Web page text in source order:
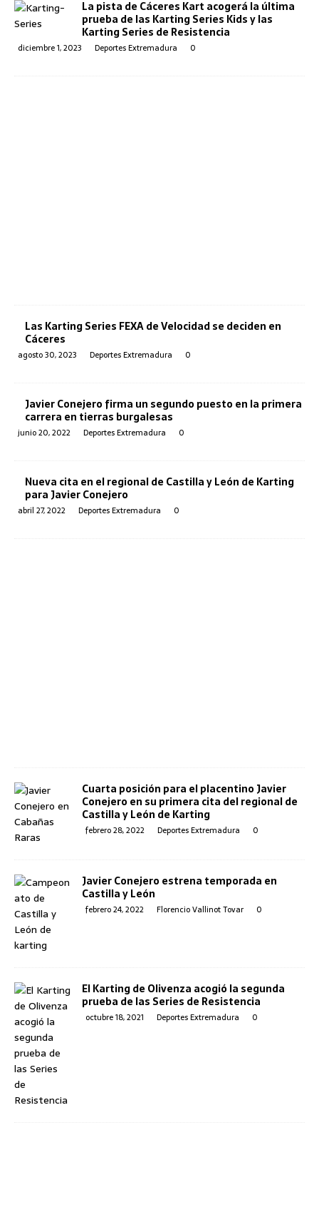
La pista de Cáceres Kart acogerá la última
prueba de las Karting Series Kids y las
Karting Series de Resistencia
diciembre 1, 2023 Deportes Extremadura 0
Las Karting Series FEXA de Velocidad se deciden en
Cáceres
agosto 30, 2023 Deportes Extremadura 0
Javier Conejero firma un segundo puesto en la primera
carrera en tierras burgalesas
junio 20, 2022 Deportes Extremadura 0
Nueva cita en el regional de Castilla y León de Karting
para Javier Conejero
abril 27, 2022 Deportes Extremadura 0
Cuarta posición para el placentino Javier
Conejero en su primera cita del regional de
Castilla y León de Karting
febrero 28, 2022 Deportes Extremadura 0
Javier Conejero estrena temporada en
Castilla y León
febrero 24, 2022 Florencio Vallinot Tovar 0
El Karting de Olivenza acogió la segunda
prueba de las Series de Resistencia
octubre 18, 2021 Deportes Extremadura 0